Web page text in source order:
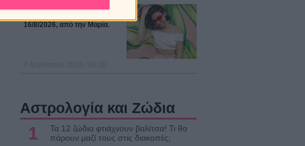
Οι αστρολογικές προβλέψεις
16/8/2026, από την Μαρία.
Αστρολογία και Ζώδια
1
Τα 12 ζώδια φτιάχνουν βαλίτσα! Τι θα
πάρουν μαζί τους στις διακοπές;